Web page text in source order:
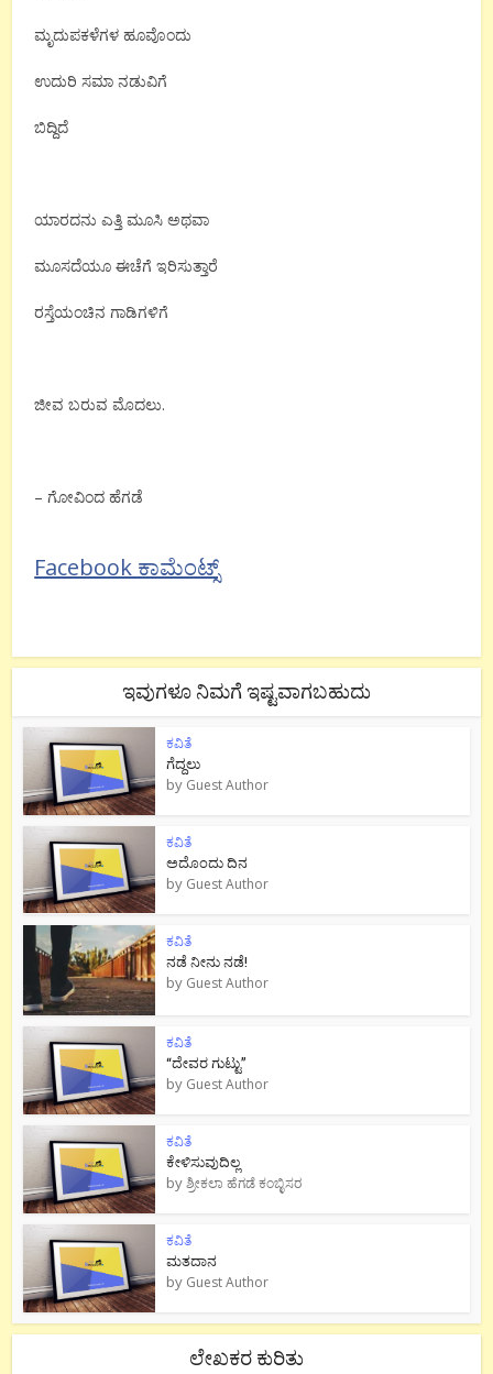
ಮೃದುಪಕಳೆಗಳ ಹೂವೊಂದು
ಉದುರಿ ಸಮಾ ನಡುವಿಗೆ
ಬಿದ್ದಿದೆ
ಯಾರದನು ಎತ್ತಿ ಮೂಸಿ ಅಥವಾ
ಮೂಸದೆಯೂ ಈಚೆಗೆ ಇರಿಸುತ್ತಾರೆ
ರಸ್ತೆಯಂಚಿನ ಗಾಡಿಗಳಿಗೆ
ಜೀವ ಬರುವ ಮೊದಲು.
– ಗೋವಿಂದ ಹೆಗಡೆ
Facebook ಕಾಮೆಂಟ್ಸ್
ಇವುಗಳೂ ನಿಮಗೆ ಇಷ್ಟವಾಗಬಹುದು
ಕವಿತೆ
ಗೆದ್ದಲು
by Guest Author
ಕವಿತೆ
ಅದೊಂದು ದಿನ
by Guest Author
ಕವಿತೆ
ನಡೆ ನೀನು‌ ನಡೆ!
by Guest Author
ಕವಿತೆ
“ದೇವರ ಗುಟ್ಟು”
by Guest Author
ಕವಿತೆ
ಕೇಳಿಸುವುದಿಲ್ಲ
byಶ್ರೀಕಲಾ ಹೆಗಡೆ ಕಂಬ್ಳಿಸರ
ಕವಿತೆ
ಮತದಾನ
by Guest Author
ಲೇಖಕರ ಕುರಿತು